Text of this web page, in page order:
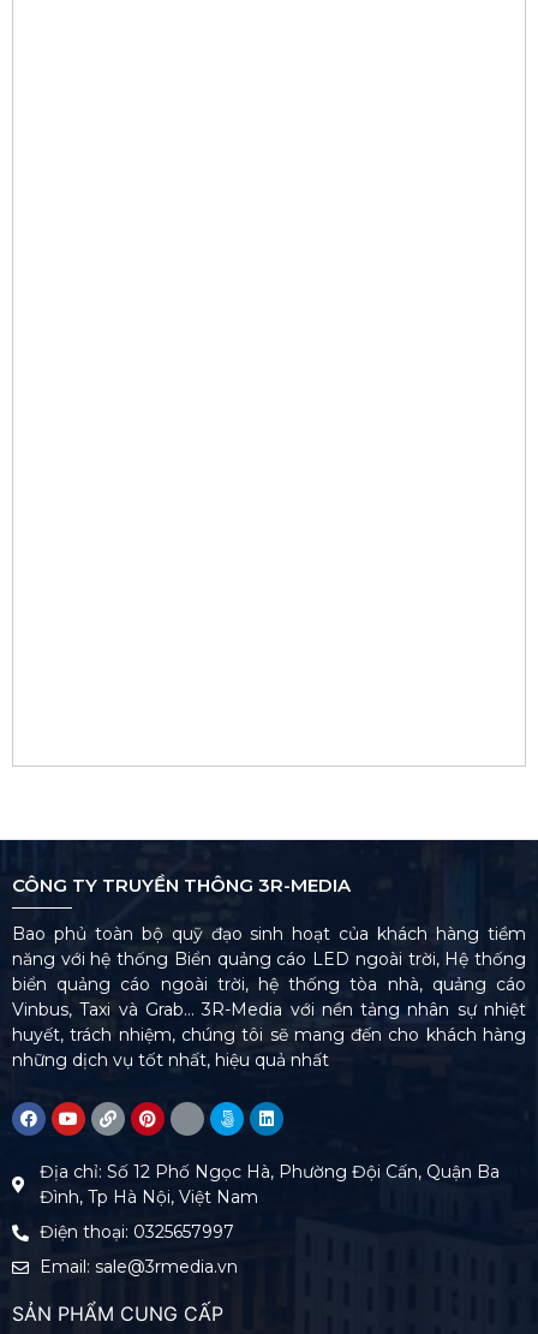
CÔNG TY TRUYỀN THÔNG 3R-MEDIA
Bao phủ toàn bộ quỹ đạo sinh hoạt của khách hàng tiềm
năng với hệ thống Biển quảng cáo LED ngoài trời, Hệ thống
biển quảng cáo ngoài trời, hệ thống tòa nhà, quảng cáo
Vinbus, Taxi và Grab… 3R-Media với nền tảng nhân sự nhiệt
huyết, trách nhiệm, chúng tôi sẽ mang đến cho khách hàng
những dịch vụ tốt nhất, hiệu quả nhất
Địa chỉ: Số 12 Phố Ngọc Hà, Phường Đội Cấn, Quận Ba
Đình, Tp Hà Nội, Việt Nam
Điện thoại: 0325657997
Email: sale@3rmedia.vn
SẢN PHẨM CUNG CẤP